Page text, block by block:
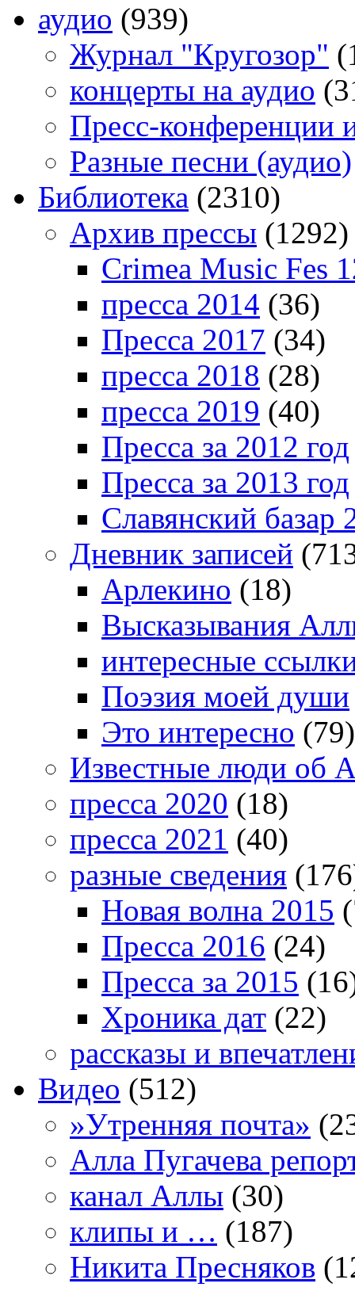
аудио (939)
Журнал "Кругозор"
концерты на аудио
Пресс-конференции
Разные песни (аудио)
Библиотека (2310)
Архив прессы (1292)
Crimea Music Fes
пресса 2014 (36)
Пресса 2017 (34)
пресса 2018 (28)
пресса 2019 (40)
Пресса за 2012 год
Пресса за 2013 год
Славянский базар
Дневник записей
Арлекино (18)
Высказывания
интересные
Поэзия моей души
Это интересно (79)
Известные люди об
пресса 2020 (18)
пресса 2021 (40)
разные сведения
Новая волна 2015
Пресса 2016 (24)
Пресса за 2015
Хроника дат (22)
рассказы и
Видео (512)
»Утренняя почта»
Алла Пугачева
канал Аллы (30)
клипы и … (187)
Никита Пресняков